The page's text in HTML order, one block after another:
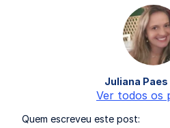
Juliana Paes
Ver todos os
Quem escreveu este post: